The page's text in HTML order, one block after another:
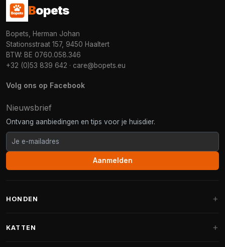
Bopets
Bopets, Herman Johan
Stationsstraat 157, 9450 Haaltert
BTW: BE 0760.058.346
+32 (0)53 839 642 · care@bopets.eu
Volg ons op Facebook
Nieuwsbrief
Ontvang aanbiedingen en tips voor je huisdier.
Aanmelden
HONDEN
KATTEN